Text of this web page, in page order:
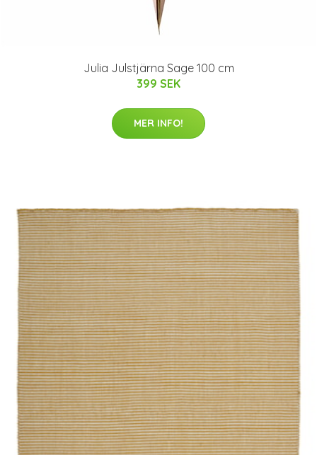
Julia Julstjärna Sage 100 cm
399 SEK
MER INFO!